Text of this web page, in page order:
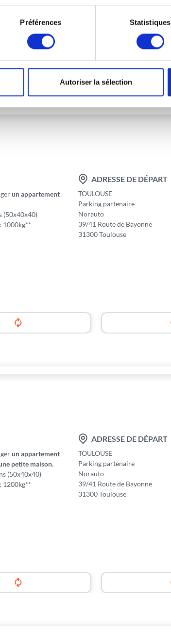
Préférences Statistiques
Autoriser la sélection
un appartement
(50x40x40)
1000kg**
ADRESSE DE DÉPART
TOULOUSE
Parking partenaire
Norauto
39/41 Route de Bayonne
31300 Toulouse
un appartement
petite maison.
(50x40x40)
1200kg**
ADRESSE DE DÉPART
TOULOUSE
Parking partenaire
Norauto
39/41 Route de Bayonne
31300 Toulouse